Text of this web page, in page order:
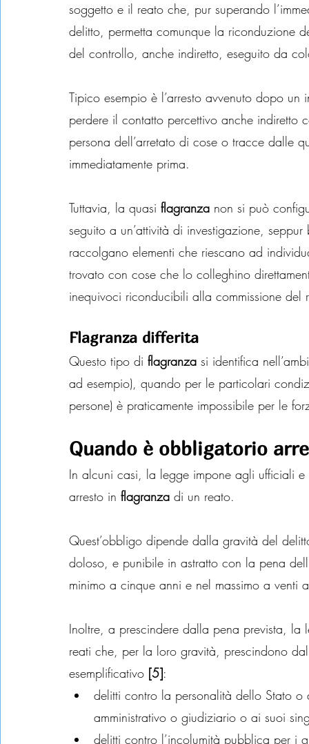
soggetto e il reato che, pur superando
delitto, permetta comunque la riconduzione
del controllo, anche indiretto, eseguito da
Tipico esempio è l’arresto avvenuto dopo
perdere il contatto percettivo anche
persona dell’arretato di cose o tracce dalle
immediatamente prima.
Tuttavia, la quasi flagranza non si può
seguito a un’attività di investigazione,
raccolgano elementi che riescano ad
trovato con cose che lo colleghino
inequivoci riconducibili alla commissione
Flagranza differita
Questo tipo di flagranza si identifica
ad esempio), quando per le particolari
persone) è praticamente impossibile per le
Quando è obbligatorio
In alcuni casi, la legge impone agli ufficiali
arresto in flagranza di un reato.
Quest’obbligo dipende dalla gravità del
doloso, e punibile in astratto con la pena
minimo a cinque anni e nel massimo a venti
Inoltre, a prescindere dalla pena prevista, la
reati che, per la loro gravità, prescindono
esemplificativo [5]:
delitti contro la personalità dello Stato
amministrativo o giudiziario o ai suoi
delitti contro l’incolumità pubblica per i